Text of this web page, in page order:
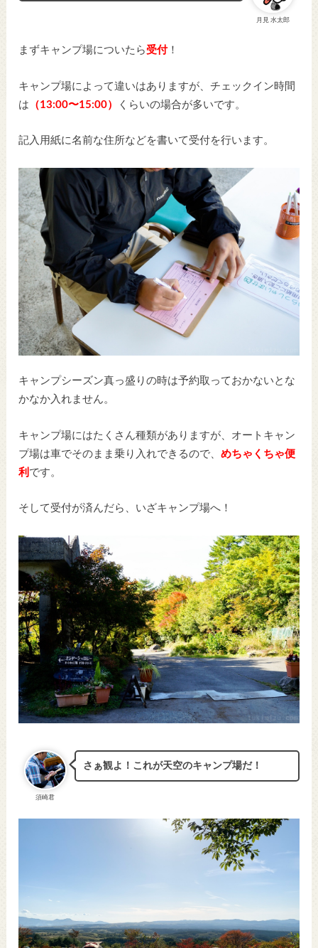
月見 水太郎
まずキャンプ場についたら 受付！
キャンプ場によって違いはありますが、チェックイン時間
は （13:00〜15:00） くらいの場合が多いです。
記入用紙に名前な住所などを書いて受付を行います。
キャンプシーズン真っ盛りの時は予約取っておかないとな
かなか入れません。
キャンプ場にはたくさん種類がありますが、オートキャン
プ場は車でそのまま乗り入れできるので、めちゃくちゃ便
利 です。
そして受付が済んだら、いざキャンプ場へ！
須崎君
さぁ観よ！これが天空のキャンプ場だ！